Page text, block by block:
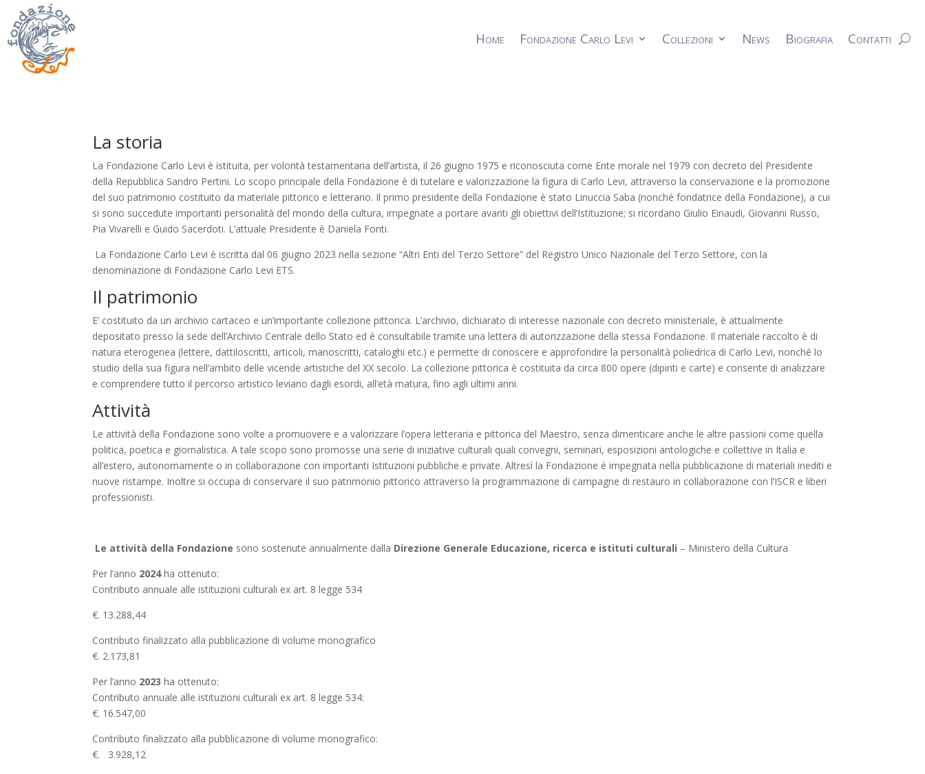
Home Fondazione Carlo Levi Collezioni News Biografia Contatti
La storia
La Fondazione Carlo Levi è istituita, per volontà testamentaria dell’artista, il 26 giugno 1975 e riconosciuta come Ente morale nel 1979 con decreto del Presidente
della Repubblica Sandro Pertini. Lo scopo principale della Fondazione è di tutelare e valorizzazione la figura di Carlo Levi, attraverso la conservazione e la promozione
del suo patrimonio costituito da materiale pittorico e letterario. Il primo presidente della Fondazione è stato Linuccia Saba (nonché fondatrice della Fondazione), a cui
si sono succedute importanti personalità del mondo della cultura, impegnate a portare avanti gli obiettivi dell’Istituzione; si ricordano Giulio Einaudi, Giovanni Russo,
Pia Vivarelli e Guido Sacerdoti. L’attuale Presidente è Daniela Fonti.
La Fondazione Carlo Levi è iscritta dal 06 giugno 2023 nella sezione “Altri Enti del Terzo Settore” del Registro Unico Nazionale del Terzo Settore, con la
denominazione di Fondazione Carlo Levi ETS.
Il patrimonio
E’ costituito da un archivio cartaceo e un’importante collezione pittorica. L’archivio, dichiarato di interesse nazionale con decreto ministeriale, è attualmente
depositato presso la sede dell’Archivio Centrale dello Stato ed è consultabile tramite una lettera di autorizzazione della stessa Fondazione. Il materiale raccolto è di
natura eterogenea (lettere, dattiloscritti, articoli, manoscritti, cataloghi etc.) e permette di conoscere e approfondire la personalità poliedrica di Carlo Levi, nonché lo
studio della sua figura nell’ambito delle vicende artistiche del XX secolo. La collezione pittorica è costituita da circa 800 opere (dipinti e carte) e consente di analizzare
e comprendere tutto il percorso artistico leviano dagli esordi, all’età matura, fino agli ultimi anni.
Attività
Le attività della Fondazione sono volte a promuovere e a valorizzare l’opera letteraria e pittorica del Maestro, senza dimenticare anche le altre passioni come quella
politica, poetica e giornalistica. A tale scopo sono promosse una serie di iniziative culturali quali convegni, seminari, esposizioni antologiche e collettive in Italia e
all’estero, autonomamente o in collaborazione con importanti Istituzioni pubbliche e private. Altresì la Fondazione è impegnata nella pubblicazione di materiali inediti e
nuove ristampe. Inoltre si occupa di conservare il suo patrimonio pittorico attraverso la programmazione di campagne di restauro in collaborazione con l’ISCR e liberi
professionisti.
Le attività della Fondazione sono sostenute annualmente dalla Direzione Generale Educazione, ricerca e istituti culturali – Ministero della Cultura
Per l’anno 2024ha ottenuto:
Contributo annuale alle istituzioni culturali ex art. 8 legge 534
€. 13.288,44
Contributo finalizzato alla pubblicazione di volume monografico
€. 2.173,81
Per l’anno 2023 ha ottenuto:
Contributo annuale alle istituzioni culturali ex art. 8 legge 534:
€. 16.547,00
Contributo finalizzato alla pubblicazione di volume monografico:
€. 3.928,12